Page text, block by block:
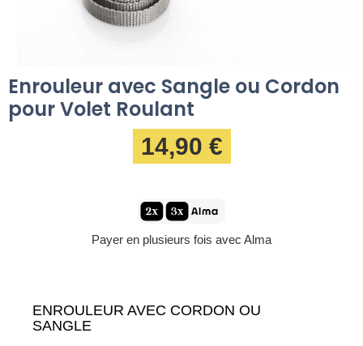
Enrouleur avec Sangle ou Cordon
pour Volet Roulant
14,90 €
Payer en plusieurs fois avec Alma
ENROULEUR AVEC CORDON OU
SANGLE